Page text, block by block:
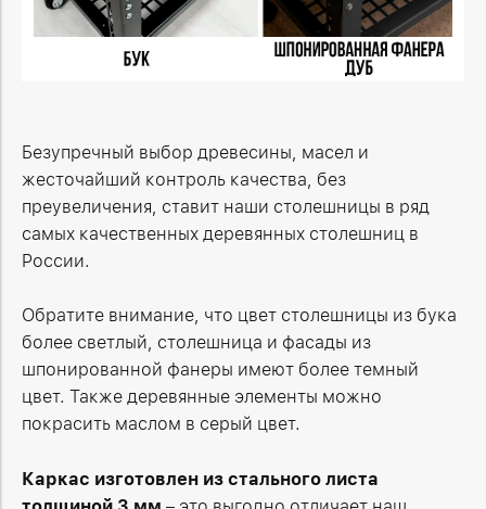
Безупречный выбор древесины, масел и
жесточайший контроль качества, без
преувеличения, ставит наши столешницы в ряд
самых качественных деревянных столешниц в
России.
Обратите внимание, что цвет столешницы из бука
более светлый, столешница и фасады из
шпонированной фанеры имеют более темный
цвет. Также деревянные элементы можно
покрасить маслом в серый цвет.
Каркас изготовлен из стального листа